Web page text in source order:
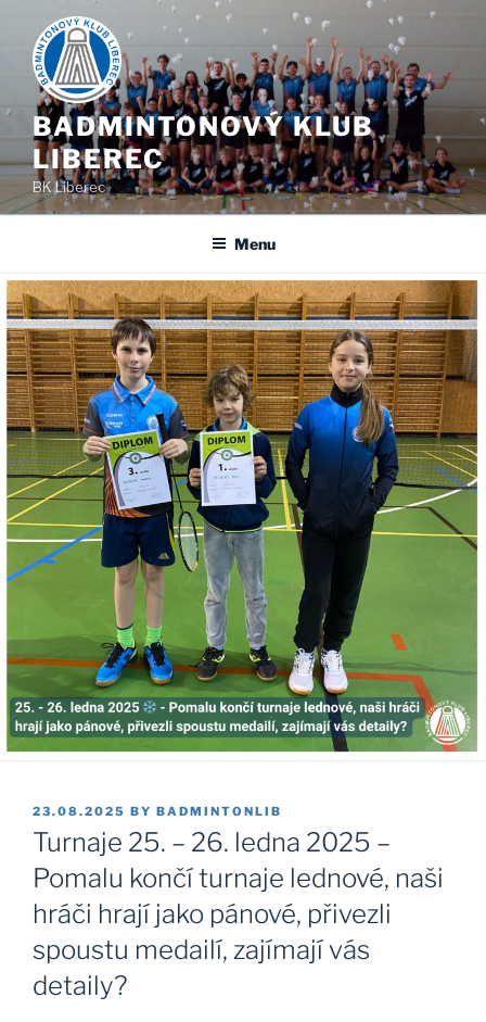
content
BADMINTONOVÝ KLUB
LIBEREC
BK Liberec
Menu
POSTED
ON
23.08.2025 BY BADMINTONLIB
Turnaje 25. – 26. ledna 2025 –
Pomalu končí turnaje lednové, naši
hráči hrají jako pánové, přivezli
spoustu medailí, zajímají vás
detaily?